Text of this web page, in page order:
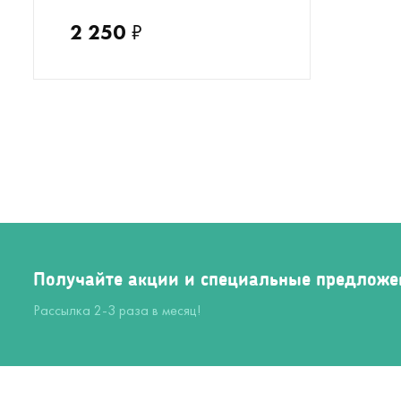
2 250 ₽
Получайте акции и специальные
Рассылка 2-3 раза в месяц!